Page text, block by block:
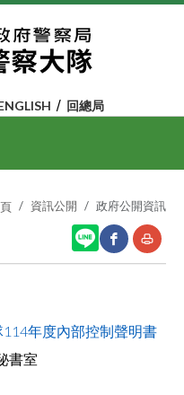
回總局
資訊公開 政府公開資訊
年度內部控制聲明書
書室